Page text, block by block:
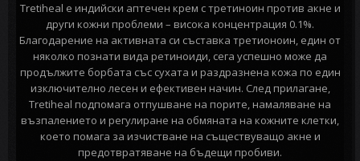
Tretiheal e индийски аптечен крем с третиноин против акне и
други кожни проблеми – висока концентрация 0.1%.
Благодарение на активната си съставка третионоин, един от
няколко познати вида ретиноиди, сега успешно може да
продължите борбата със сухата и раздразнена кожа по един
изключително лесен и ефективен начин. След прилагане,
Tretiheal подпомага отпушване на порите, намаляване на
възпалението и регулиране на обмяната на кожните клетки,
което помага за изчистване на съществуващо акне и
предотвратяване на бъдещи пробиви.